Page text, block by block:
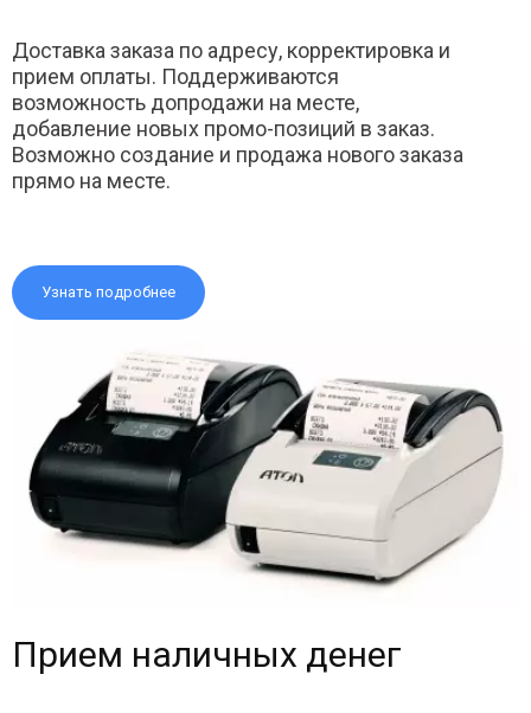
Доставка заказа по адресу, корректировка и
прием оплаты. Поддерживаются
возможность допродажи на месте,
добавление новых промо-позиций в заказ.
Возможно создание и продажа нового заказа
прямо на месте.
Узнать подробнее
Прием наличных денег